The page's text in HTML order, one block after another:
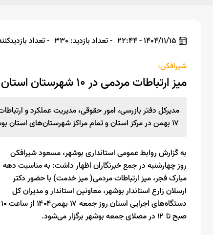
1404/11/15 - 22:44 - تعداد بازدید: 330 - تعداد
شیرافکن:
میز ارتباطات مردمی در ۱۰ شهرستان استان بوشهر روز جمعه ۱۷ بهمن برگزار می‌شود
مدیرکل دفتر بازرسی، امور حقوقی، مدیریت عملکرد و
۱۷ بهمن در مرکز استان و تمام مراکز شهرستان‌های استان بوشهر برگزار می‌شود.
به گزارش روابط عمومی استانداری بوشهر، مسعود شیرافکن
روز چهارشنبه در جمع خبرنگاران اظهار داشت: به مناسبت دهه
مبارک فجر، میز ارتباطات مردمی( میز خدمت) با حضور دکتر
ارسلان زارع استاندار بوشهر، معاونین استاندار و‌ مدیران کل
دستگاه‌های اجرایی استان روز جمعه ۱۷ بهمن۱۴۰۴ از ساعت ۱۰
صبح تا ۱۲ در مصلای جمعه بوشهر برگزار می‌شود.